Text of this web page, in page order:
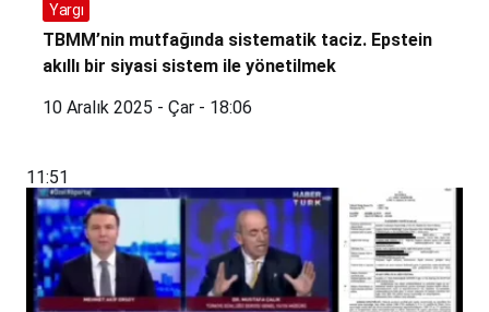
Yargı
TBMM’nin mutfağında sistematik taciz. Epstein
akıllı bir siyasi sistem ile yönetilmek
10 Aralık 2025 - Çar - 18:06
11:51